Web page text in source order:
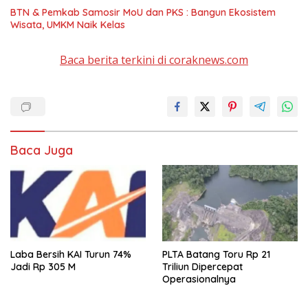
BTN & Pemkab Samosir MoU dan PKS : Bangun Ekosistem
Wisata, UMKM Naik Kelas
Baca berita terkini di coraknews.com
Baca Juga
Laba Bersih KAI Turun 74%
Jadi Rp 305 M
PLTA Batang Toru Rp 21
Triliun Dipercepat
Operasionalnya